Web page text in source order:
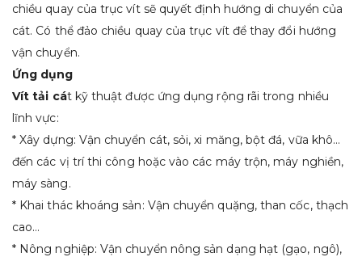
chiều quay của trục vít sẽ quyết định hướng di chuyển của
cát. Có thể đảo chiều quay của trục vít để thay đổi hướng
vận chuyển.
Ứng dụng
Vít tải cát kỹ thuật được ứng dụng rộng rãi trong nhiều
lĩnh vực:
* Xây dựng: Vận chuyển cát, sỏi, xi măng, bột đá, vữa khô…
đến các vị trí thi công hoặc vào các máy trộn, máy nghiền,
máy sàng.
* Khai thác khoáng sản: Vận chuyển quặng, than cốc, thạch
cao…
* Nông nghiệp: Vận chuyển nông sản dạng hạt (gạo, ngô),